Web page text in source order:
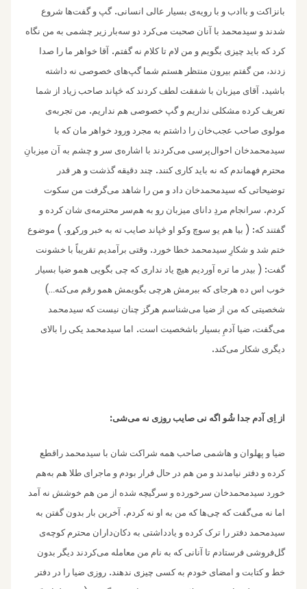
بانزاکت و باادب و با رویه‌ی بسیار عالی انسانی.گپ و گفت‌ها شروع
شدند و سیدمحمد با آنان صحبت می‌کرد دو سه‌بار زیر چشمی به من نگاه
کرد که باید چیزی بگویم و من لام تا کلام نه گفتم. آقا خواهر ما را صدا
زدند، من گفتم بیرون منتظر هستم شما گپ‌های خصوصی نه داشته
باشید. آقای میزبان با شفقت لطف کردند که څپاند صاحب زیاد از شما
تعریف کرده مشکلی نداریم ‌و گپ خصوصی هم نداریم. من تجربه‌ی
مولوی صاحب عجب‌خان را داشتم به مجرد ورود خواهر مان که با
سیدمحمدخان احوال‌‌پرسی می‌کردند با اشاره‌ی سر و چشم به آن میزبانِ
محترم فهماندم که نه باید کاری کنند. چند دقیقه گذشت و هر قدر
توضیحاتی که سیدمحمدخان داد و من را شاهد می‌گرفت من سکوت
کردم. سرانجام مردِ دانای میزبان رو به هم‌سر محترمه‌ی شان کرده و
گفتند که: ( بیا هم یو سوچ وکو او څپاند صایب ته به خبر ورکړو. ) موضوع
ختم شد و‌ شکارِ سیدمحمد خطا خورد. وقتی برآمدیم تقریباً با خشونت
گفت: ( بیدر ما تره آوردیم هیچ یاد نداری که چی بگویی همو ضیا بسیار
خوب اس ده هرجای که ببرمش هرچی بگویمش همو رقم می‌کنه…
)
شخصیتی که من از ضیا می‌شناسم هرگز چنان نیست که سیدمحمد
می‌گفت، ضیا آدمِ بسیار باشخصیت است.
اما سیدمحمد یکی را بالای
دیگری شکار می‌کند.
از اِی آدم جدا شُو اگه نی صایب روزی نه می‌شی:
ضیا و پهلوان ‌و هاشمی صاحب همه شراکت شان با سیدمحمد راقطع
کرده و دفتر نیامدند و من هم در حال فرار بودم و ماجرای طلا هم به‌هم
خورد سیدمحمد‌خان سرخورده و سرگیچه شده از من هم خوشش نه آمد
اما نه می‌گفت که چی‌ها که من به او نه کردم.
آخرین بار بدون گفتن به
سیدمحمد دفتر را ترک کرده و یادداشتی به دکان‌داران محترم کوچه‌ی
گل‌فروشی فرستادم تا آنانی که به نام من معامله می‌کردند دیگر بدون
خط و کتابت و‌ امضای خودم به کسی چیزی ندهند. روزی ضیا را در دفتر